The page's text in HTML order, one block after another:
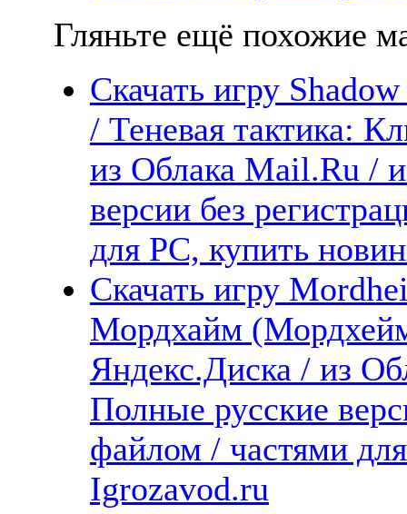
Гляньте ещё похожие
Скачать игру
/ Теневая тактика:
из Облака Mail.Ru /
версии без
для PC, купить
Скачать игру
Мордхайм
Яндекс.Диска / из
Полные русские
файлом / частями
Igrozavod.ru